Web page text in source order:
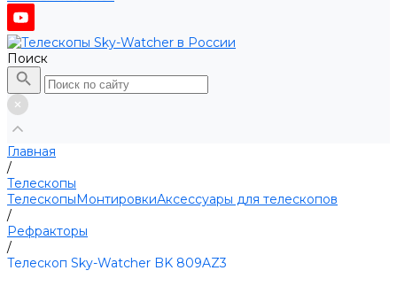
Поиск
Главная
/
Телескопы
ТелескопыМонтировкиАксессуары для телескопов
/
Рефракторы
/
Телескоп Sky-Watcher BK 809AZ3